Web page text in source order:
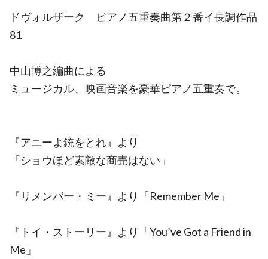
ドヴォルザーク ピアノ五重奏曲第２番イ長調作品
81
中山博之編曲による
ミュージカル、映画音楽を豪華ピアノ五重奏で。
『アニーよ銃をとれ』より
「ショウほど素敵な商売はない」
『リメンバー・ミー』より「Remember Me」
『トイ・ストーリー』より「You’ve Got a Friend in
Me」